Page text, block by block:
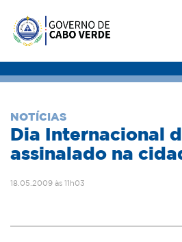
NOTÍCIAS
Dia Internacional
assinalado na
18.05.2009 às 11h03